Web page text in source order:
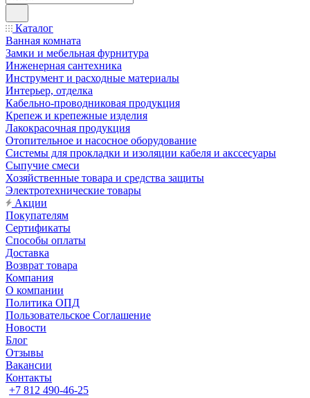
Каталог
Ванная комната
Замки и мебельная фурнитура
Инженерная сантехника
Инструмент и расходные материалы
Интерьер, отделка
Кабельно-проводниковая продукция
Крепеж и крепежные изделия
Лакокрасочная продукция
Отопительное и насосное оборудование
Системы для прокладки и изоляции кабеля и акссесуары
Сыпучие смеси
Хозяйственные товара и средства защиты
Электротехнические товары
Акции
Покупателям
Сертификаты
Способы оплаты
Доставка
Возврат товара
Компания
О компании
Политика ОПД
Пользовательское Соглашение
Новости
Блог
Отзывы
Вакансии
Контакты
+7 812 490-46-25